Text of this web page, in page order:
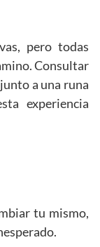
pero todas
Consultar
a una runa
experiencia
tu mismo,